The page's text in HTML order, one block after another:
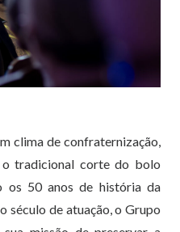
clima de confraternização,
tradicional corte do bolo
os 50 anos de história da
século de atuação, o Grupo